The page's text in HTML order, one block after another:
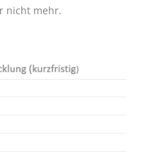
nicht mehr.